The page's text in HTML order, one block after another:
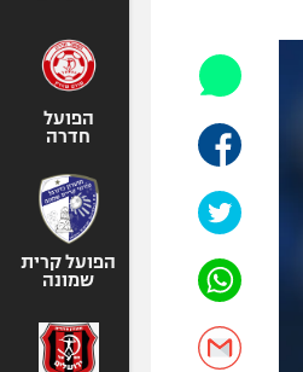
הפועל
חדרה
הפועל קרית
שמונה